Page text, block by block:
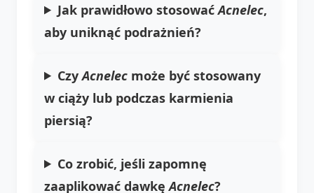
Jak prawidłowo stosowaćAcnelec,
aby uniknąć podrażnień?
CzyAcnelec może być stosowany
w ciąży lub podczas karmienia
piersią?
Co zrobić, jeśli zapomnę
zaaplikować dawkęAcnelec?